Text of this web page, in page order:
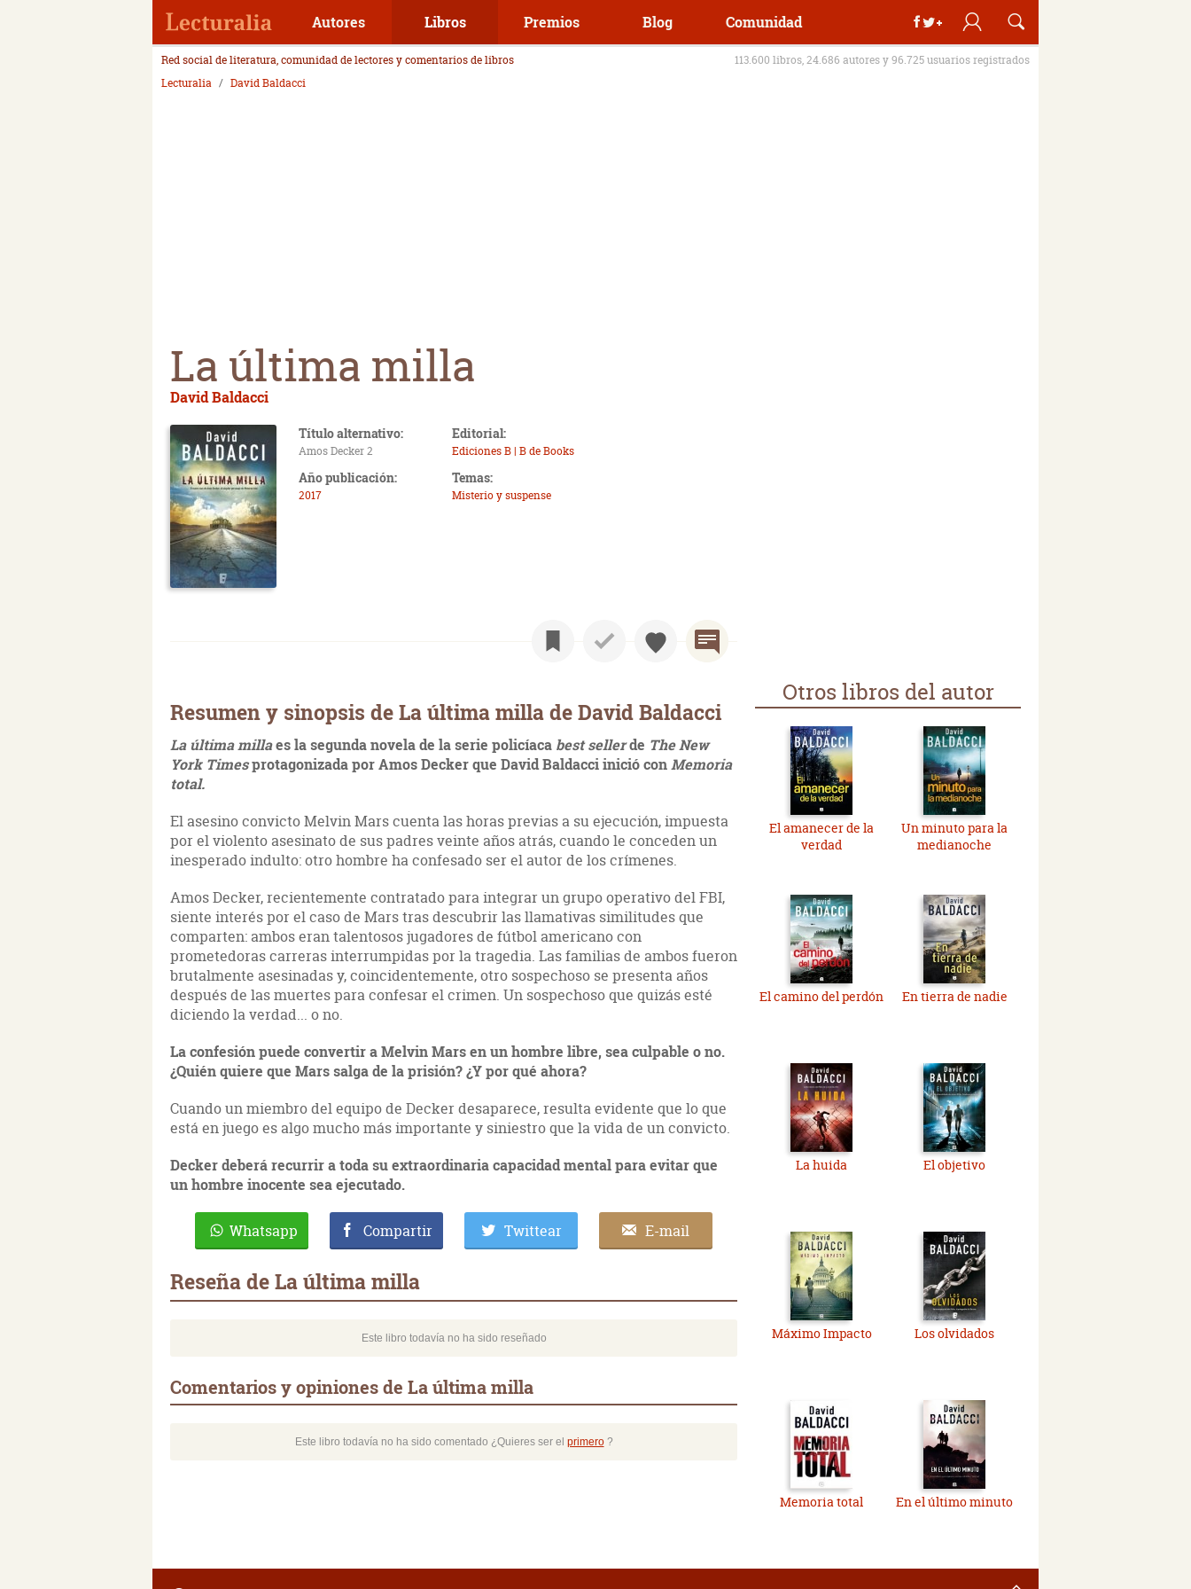
Autores Libros Premios Blog Comunidad
Red social de literatura, comunidad de lectores y comentarios de libros
113.600 libros, 24.686 autores y 96.725 usuarios registrados
Lecturalia
David Baldacci
La última milla
David Baldacci
Título alternativo:
Amos Decker 2
Editorial:
Ediciones B | B de Books
Año publicación:
2017
Temas:
Misterio y suspense
Resumen y sinopsis de La última milla de David Baldacci
La última millaes la segunda novela de la serie policíaca best sellerde The New
York Timesprotagonizada por Amos Decker que David Baldacci inició con Memoria
total.
El asesino convicto Melvin Mars cuenta las horas previas a su ejecución, impuesta
por el violento asesinato de sus padres veinte años atrás, cuando le conceden un
inesperado indulto: otro hombre ha confesado ser el autor de los crímenes.
Amos Decker, recientemente contratado para integrar un grupo operativo del FBI,
siente interés por el caso de Mars tras descubrir las llamativas similitudes que
comparten: ambos eran talentosos jugadores de fútbol americano con
prometedoras carreras interrumpidas por la tragedia. Las familias de ambos fueron
brutalmente asesinadas y, coincidentemente, otro sospechoso se presenta años
después de las muertes para confesar el crimen. Un sospechoso que quizás esté
diciendo la verdad... o no.
La confesión puede convertir a MelvinMarsen un hombre libre, sea culpable o no.
¿Quién quiere que Marssalga de la prisión? ¿Y por qué ahora?
Cuando un miembro del equipo de Decker desaparece, resulta evidente que lo que
está en juego es algo mucho más importante y siniestro que la vida de un convicto.
Deckerdeberá recurrir a toda su extraordinaria capacidad mental para evitar que
un hombre inocente sea ejecutado.
Whatsapp Compartir Twittear E-mail
Reseña de La última milla
Este libro todavía no ha sido reseñado
Comentarios y opiniones de La última milla
Este libro todavía no ha sido comentado ¿Quieres ser el primero?
Otros libros del autor
El amanecer de la
verdad
Un minuto para la
medianoche
El camino del perdón En tierra de nadie
La huida El objetivo
Máximo Impacto Los olvidados
Memoria total En el último minuto